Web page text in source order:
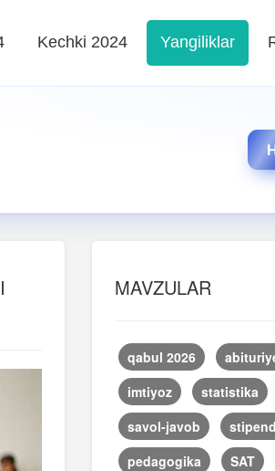
Kechki 2024 Yangiliklar
MAVZULAR
qabul 2026
imtiyoz
statistika
savol-javob
pedagogika
SAT